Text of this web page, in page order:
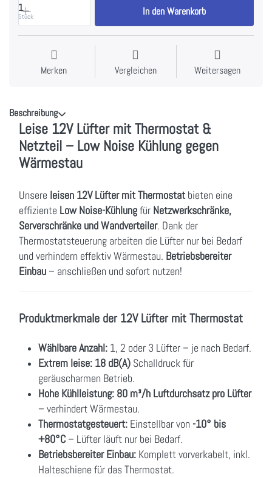
1
Stück In den Warenkorb
Merken Vergleichen Weitersagen
Beschreibung
Leise 12V Lüfter mit Thermostat &
Netzteil – Low Noise Kühlung gegen
Wärmestau
Unsere leisen 12V Lüfter mit Thermostat bieten eine
effiziente Low Noise-Kühlungfür Netzwerkschränke,
Serverschränke und Wandverteiler. Dank der
Thermostatsteuerung arbeiten die Lüfter nur bei Bedarf
und verhindern effektiv Wärmestau. Betriebsbereiter
Einbau – anschließen und sofort nutzen!
Produktmerkmale der 12V Lüfter mit Thermostat
Wählbare Anzahl: 1, 2 oder 3 Lüfter – je nach Bedarf.
Extrem leise: 18 dB(A) Schalldruck für
geräuscharmen Betrieb.
Hohe Kühlleistung: 80 m³/h Luftdurchsatz pro Lüfter
– verhindert Wärmestau.
Thermostatgesteuert: Einstellbar von -10° bis
+80°C – Lüfter läuft nur bei Bedarf.
Betriebsbereiter Einbau: Komplett vorverkabelt, inkl.
Halteschiene für das Thermostat.